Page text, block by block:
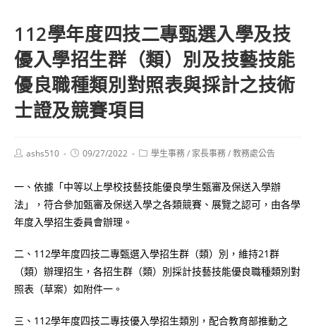
112學年度四技二專甄選入學及技
優入學招生群（類）別及技藝技能
優良職種類別對照表與採計之技術
士證及競賽項目
Postashs510
Post09/27/2022
Post學生事務/ 家長事務/教務處公告
一、依據「中等以上學校技藝技能優良學生甄審及保送入學辦
法」，符合參加甄審及保送入學之各類競賽、展覽之認可，由各學
年度入學招生委員會辦理。
二、112學年度四技二專甄選入學招生群（類）別，維持21群
（類）辦理招生，各招生群（類）別採計技藝技能優良職種類別對
照表（草案）如附件一。
三、112學年度四技二專技優入學招生類別，配合教育部推動之